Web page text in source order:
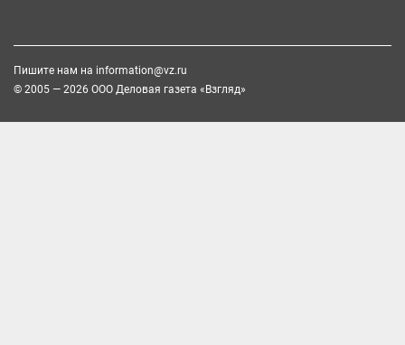
Пишите нам на information@vz.ru
© 2005 — 2026 ООО Деловая газета «Взгляд»